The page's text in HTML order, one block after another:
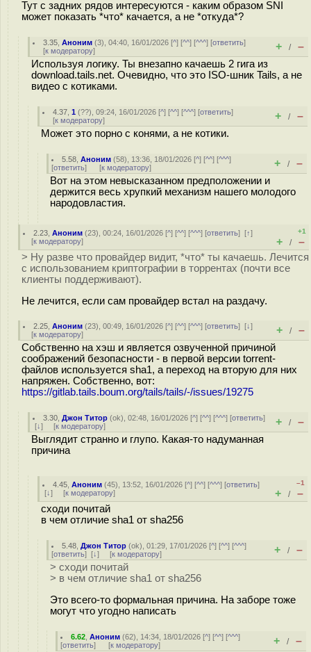
Тут с задних рядов интересуются - каким образом SNI
может показать *что* качается, а не *откуда*?
3.35 ,Аноним (3), 04:40, 16/01/2026 [^] [^^] [^^^] [ответить]
[к модератору] + / –
Используя логику. Ты внезапно качаешь 2 гига из
download.tails.net. Очевидно, что это ISO-шник Tails, а не
видео с котиками.
4.37 ,1 (??), 09:24, 16/01/2026 [^] [^^] [^^^] [ответить]
[к модератору] + / –
Может это порно с конями, а не котики.
5.58 ,Аноним (58), 13:36, 18/01/2026 [^] [^^] [^^^]
[ответить] [к модератору] + / –
Вот на этом невысказанном предположении и
держится весь хрупкий механизм нашего молодого
народовластия.
2.23 ,Аноним (23), 00:24, 16/01/2026 [^] [^^] [^^^] [ответить][↑]
[к модератору]
+1
+ / –
> Ну разве что провайдер видит, *что* ты качаешь. Лечится
с использованием криптографии в торрентах (почти все
клиенты поддерживают).
Не лечится, если сам провайдер встал на раздачу.
2.25 ,Аноним (23), 00:49, 16/01/2026 [^] [^^] [^^^] [ответить][↓]
[к модератору] + / –
Собственно на хэш и является озвученной причиной
соображений безопасности - в первой версии torrent-
файлов используется sha1, а переход на вторую для них
напряжен. Собственно, вот:
https://gitlab.tails.boum.org/tails/tails/-/issues/19275
3.30 ,Джон Титор (ok), 02:48, 16/01/2026 [^] [^^] [^^^] [ответить]
[↓] [к модератору] + / –
Выглядит странно и глупо. Какая-то надуманная
причина
4.45 ,Аноним (45), 13:52, 16/01/2026 [^] [^^] [^^^] [ответить]
[↓] [к модератору]
–1
+ / –
сходи почитай
в чем отличие sha1 от sha256
5.48 ,Джон Титор (ok), 01:29, 17/01/2026 [^] [^^] [^^^]
[ответить] [↓] [к модератору] + / –
> сходи почитай
> в чем отличие sha1 от sha256
Это всего-то формальная причина. На заборе тоже
могут что угодно написать
6.62 ,Аноним (62), 14:34, 18/01/2026 [^] [^^] [^^^]
[ответить] [к модератору] + / –